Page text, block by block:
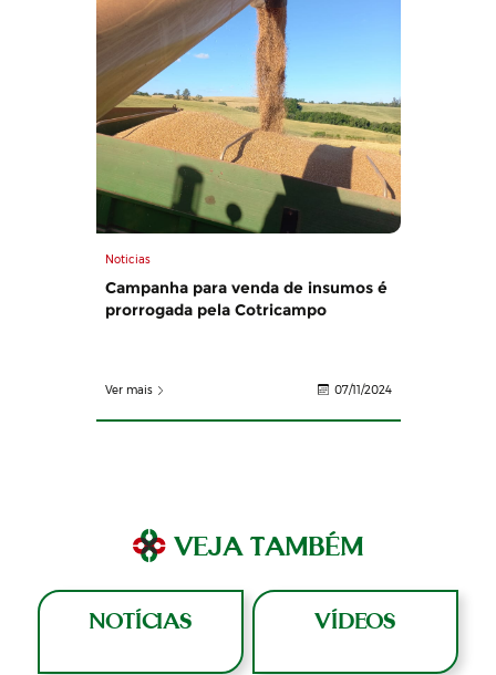
Noticias
Campanha para venda de insumos é
prorrogada pela Cotricampo
Ver mais 07/11/2024
VEJA TAMBÉM
NOTÍCIAS VÍDEOS